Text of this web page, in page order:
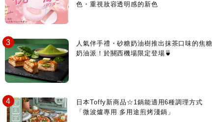
色・重視妝容透明感的新色
人氣伴手禮・砂糖奶油樹推出抹茶口味的焦糖
奶油派！於關西機場限定登場🍵
日本Toffy新商品☆1鍋能適用6種調理方式
「微波爐專用 多用途煎烤淺鍋」